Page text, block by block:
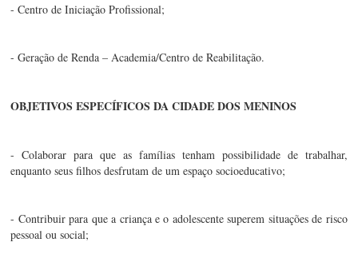
- Centro de Iniciação Profissional;
- Geração de Renda – Academia/Centro de Reabilitação.
OBJETIVOS ESPECÍFICOS DA CIDADE DOS MENINOS
- Colaborar para que as famílias tenham possibilidade de trabalhar,
enquanto seus filhos desfrutam de um espaço socioeducativo;
- Contribuir para que a criança e o adolescente superem situações de risco
pessoal ou social;